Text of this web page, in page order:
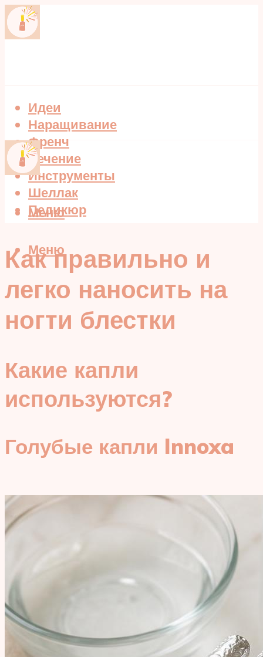
Идеи
Наращивание
Френч
Лечение
Инструменты
Шеллак
Педикюр
Меню
Меню
Как правильно и
легко наносить на
ногти блестки
Какие капли
используются?
Голубые капли Innoxa